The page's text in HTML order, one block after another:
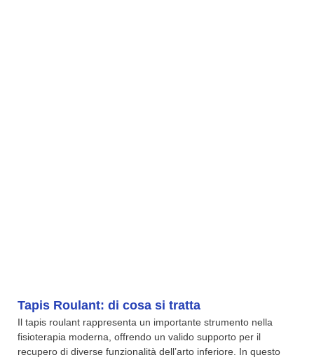
Tapis Roulant: di cosa si tratta
Il tapis roulant rappresenta un importante strumento nella
fisioterapia moderna, offrendo un valido supporto per il
recupero di diverse funzionalità dell’arto inferiore. In questo